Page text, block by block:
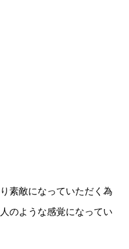
素敵になっていただく為
のような感覚になってい